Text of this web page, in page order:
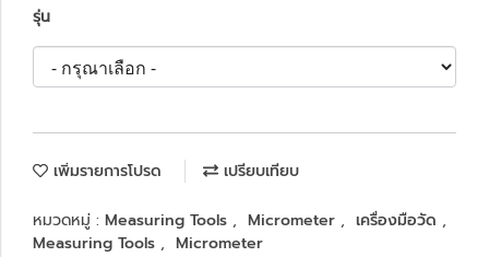
รุ่น
เพิ่มรายการโปรด เปรียบเทียบ
หมวดหมู่ : Measuring Tools , Micrometer , เครื่องมือวัด ,
Measuring Tools , Micrometer